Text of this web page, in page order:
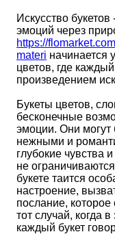
Искусство
эмоций через
https://
materi начинается
цветов, где
произведением
Букеты цветов,
бесконечные
эмоции. Они могут
нежными и
глубокие чувства
не
букете таится
настроение,
послание,
тот случай, когда
каждый букет